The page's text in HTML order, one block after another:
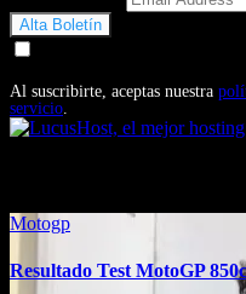
Al suscribirte, aceptas nuestra
servicio.
Motogp
Resultado Test MotoGP